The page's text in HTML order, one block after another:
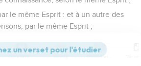
le même Esprit : et à un autre des
par le même Esprit ;
de miracles ; et à un autre la
des discernements d'esprits ; et à un
Commentaires Strong